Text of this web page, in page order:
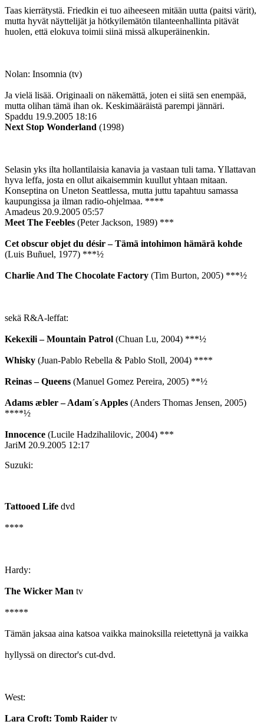
Taas kierrätystä. Friedkin ei tuo aiheeseen mitään uutta (paitsi värit),
mutta hyvät näyttelijät ja hötkyilemätön tilanteenhallinta pitävät
huolen, että elokuva toimii siinä missä alkuperäinenkin.
Nolan: Insomnia (tv)
Ja vielä lisää. Originaali on näkemättä, joten ei siitä sen enempää,
mutta olihan tämä ihan ok. Keskimääräistä parempi jännäri.
Spaddu 19.9.2005 18:16
Next Stop Wonderland (1998)
Selasin yks ilta hollantilaisia kanavia ja vastaan tuli tama. Yllattavan
hyva leffa, josta en ollut aikaisemmin kuullut yhtaan mitaan.
Konseptina on Uneton Seattlessa, mutta juttu tapahtuu samassa
kaupungissa ja ilman radio-ohjelmaa. ****
Amadeus 20.9.2005 05:57
Meet The Feebles (Peter Jackson, 1989) ***
Cet obscur objet du désir – Tämä intohimon hämärä kohde
(Luis Buñuel, 1977) ***½
Charlie And The Chocolate Factory (Tim Burton, 2005) ***½
sekä R&A-leffat:
Kekexili – Mountain Patrol (Chuan Lu, 2004) ***½
Whisky (Juan-Pablo Rebella & Pablo Stoll, 2004) ****
Reinas – Queens (Manuel Gomez Pereira, 2005) **½
Adams æbler – Adam´s Apples (Anders Thomas Jensen, 2005)
****½
Innocence (Lucile Hadzihalilovic, 2004) ***
JariM 20.9.2005 12:17
Suzuki:
Tattooed Life dvd
****
Hardy:
The Wicker Man tv
*****
Tämän jaksaa aina katsoa vaikka mainoksilla reietettynä ja vaikka
hyllyssä on director's cut-dvd.
West:
Lara Croft: Tomb Raider tv